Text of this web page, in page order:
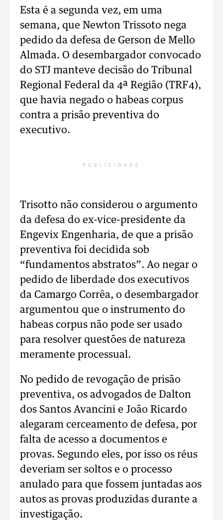
Esta é a segunda vez, em uma
semana, que Newton Trissoto nega
pedido da defesa de Gerson de Mello
Almada. O desembargador convocado
do STJ manteve decisão do Tribunal
Regional Federal da 4ª Região (TRF4),
que havia negado o habeas corpus
contra a prisão preventiva do
executivo.
PUBLICIDADE
Trisotto não considerou o argumento
da defesa do ex-vice-presidente da
Engevix Engenharia, de que a prisão
preventiva foi decidida sob
“fundamentos abstratos”. Ao negar o
pedido de liberdade dos executivos
da Camargo Corrêa, o desembargador
argumentou que o instrumento do
habeas corpus não pode ser usado
para resolver questões de natureza
meramente processual.
No pedido de revogação de prisão
preventiva, os advogados de Dalton
dos Santos Avancini e João Ricardo
alegaram cerceamento de defesa, por
falta de acesso a documentos e
provas. Segundo eles, por isso os réus
deveriam ser soltos e o processo
anulado para que fossem juntadas aos
autos as provas produzidas durante a
investigação.